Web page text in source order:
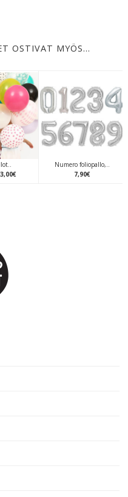
OSTIVAT MYÖS…
3,00€
Numero foliopallo,..
7,90€